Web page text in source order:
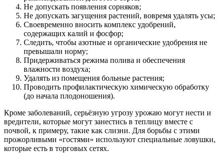
Не допускать появления сорняков;
Не допускать загущения растений, вовремя удалять усы;
Своевременно вносить комплекс удобрений,
содержащих калий и фосфор;
Следить, чтобы азотные и органические удобрения не
превышали норму;
Придерживаться режима полива и обеспечения
влажности воздуха;
Удалять из помещения больные растения;
Проводить профилактическую химическую обработку
(до начала плодоношения).
Кроме заболеваний, серьёзную угрозу урожаю могут нести и
вредители, которые могут занестись в теплицу вместе с
почвой, к примеру, такие как слизни. Для борьбы с этими
прожорливыми «гостями» используют специальные ловушки,
которые есть в торговых сетях.